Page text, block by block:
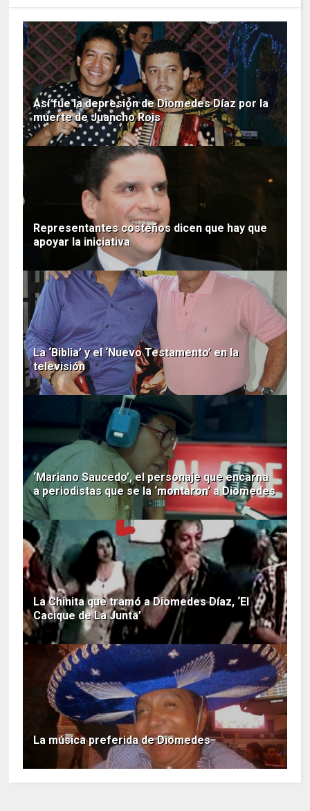
Así fue la depresión de Diomedes Díaz por la
muerte de Juancho Rois
Representantes costeños dicen que hay que
apoyar la iniciativa
La ‘Biblia’ y el ‘Nuevo Testamento’ en la
televisión
‘Mariano Saucedo’, el personaje que encarna
a periodistas que se la ‘montaron’ a Diomedes
La Chinita que tramó a Diomedes Díaz, ‘El
Cacique de La Junta’
La música preferida de Diomedes